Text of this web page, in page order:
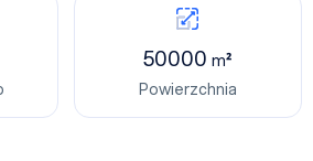
50000m²
Powierzchnia